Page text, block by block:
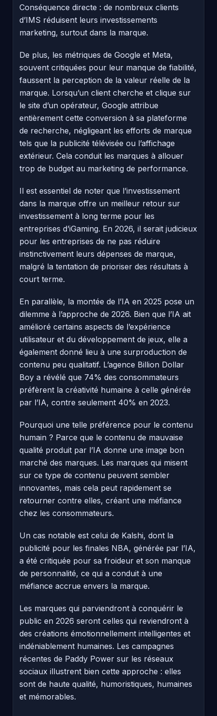
Conséquence directe : de nombreux clients
d’IMS réduisent leurs investissements
marketing, surtout dans la marque.
De plus, les métriques de Google et Meta,
souvent critiquées pour leur manque de fiabilité,
faussent la perception de la valeur réelle de la
marque. Lorsqu’un client cherche et clique sur
le site d’un opérateur, Google attribue
entièrement cette conversion à sa plateforme
de recherche, négligeant les efforts de marque
tels que la publicité télévisée ou l’affichage
extérieur. Cela conduit les marques à allouer
trop de budget au marketing de performance.
Il est essentiel de noter que l’investissement
dans la marque offre un meilleur retour sur
investissement à long terme pour les
entreprises d’iGaming. En 2026, il serait judicieux
pour les entreprises de ne pas réduire
instinctivement leurs dépenses de marque,
malgré la tentation de prioriser des résultats à
court terme.
En parallèle, la montée de l’IA en 2025 pose un
dilemme à l’approche de 2026. Bien que l’IA ait
amélioré certains aspects de l’expérience
utilisateur et du développement de jeux, elle a
également donné lieu à une surproduction de
contenu peu qualitatif. L’agence Billion Dollar
Boy a révélé que 74% des consommateurs
préfèrent la créativité humaine à celle générée
par l’IA, contre seulement 40% en 2023.
Pourquoi une telle préférence pour le contenu
humain ? Parce que le contenu de mauvaise
qualité produit par l’IA donne une image bon
marché des marques. Les marques qui misent
sur ce type de contenu peuvent sembler
innovantes, mais cela peut rapidement se
retourner contre elles, créant une méfiance
chez les consommateurs.
Un cas notable est celui de Kalshi, dont la
publicité pour les finales NBA, générée par l’IA,
a été critiquée pour sa froideur et son manque
de personnalité, ce qui a conduit à une
méfiance accrue envers la marque.
Les marques qui parviendront à conquérir le
public en 2026 seront celles qui reviendront à
des créations émotionnellement intelligentes et
indéniablement humaines. Les campagnes
récentes de Paddy Power sur les réseaux
sociaux illustrent bien cette approche : elles
sont de haute qualité, humoristiques, humaines
et mémorables.